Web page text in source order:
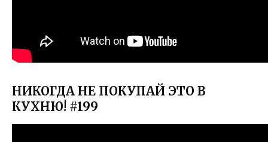
НИКОГДА НЕ ПОКУПАЙ ЭТО В
КУХНЮ! #199